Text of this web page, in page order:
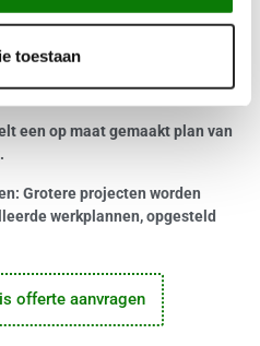
toestaan
uitdagingen te begrijpen.
definiëren.
een op maat gemaakt plan van
Grotere projecten worden
werkplannen, opgesteld
offerte aanvragen